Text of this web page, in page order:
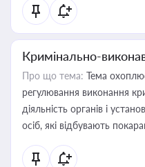
Кримінально-
Про що тема: Тема
регулювання виконання
діяльність органів і
осіб, які відбувають